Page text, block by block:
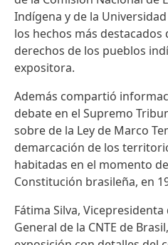
Indígena y de la
los hechos más
derechos de los pueblos
expositora.
Además compartió
debate en el Supremo
sobre de la Ley de Marco
demarcación de los
habitadas en el momento
Constitución brasileña, en
Fátima Silva, Vicepresidenta
General de la CNTE de